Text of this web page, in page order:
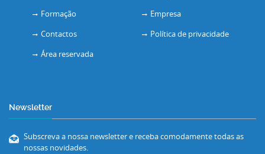
Formação
Empresa
Contactos
Política de privacidade
Área reservada
Newsletter
Subscreva a nossa newsletter e receba comodamente todas as
nossas novidades.